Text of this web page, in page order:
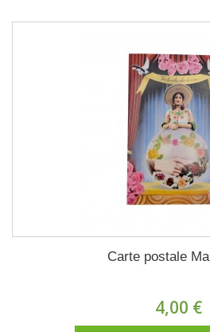
Carte postale
4,00 €